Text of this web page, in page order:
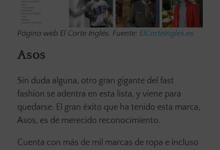
Página web El Corte Inglés. Fuente: ElCorteIngles.es
Asos
Sin duda alguna, otro gran gigante del fast
fashion se adentra en esta lista, y viene para
quedarse. El gran éxito que ha tenido esta marca,
Asos, es de merecido reconocimiento.
Cuenta con más de mil marcas de ropa e incluso